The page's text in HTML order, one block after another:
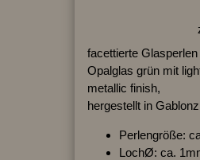
facettierte Glasperlen
Opalglas grün mit
metallic finish,
hergestellt in
Perlengröße:
LochØ: ca.